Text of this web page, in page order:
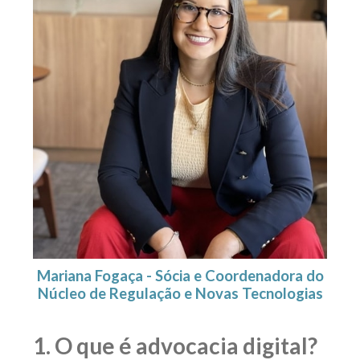
Mariana Fogaça - Sócia e Coordenadora do
Núcleo de Regulação e Novas Tecnologias
1. O que é advocacia digital?